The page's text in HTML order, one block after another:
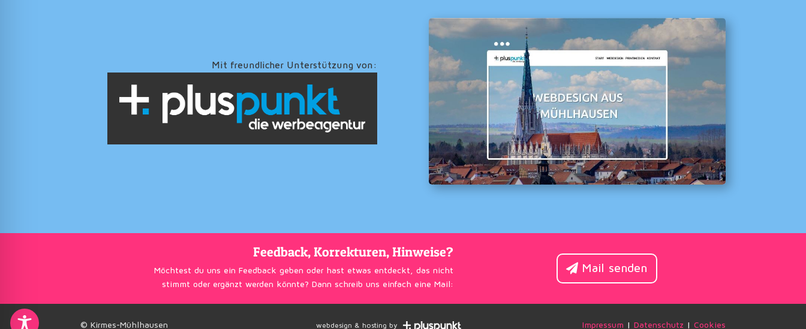
Mit freundlicher Unterstützung von:
Feedback, Korrekturen, Hinweise?
Möchtest du uns ein Feedback geben oder hast etwas entdeckt, das nicht
stimmt oder ergänzt werden könnte? Dann schreib uns einfach eine Mail:
Mail senden
© Kirmes-Mühlhausen webdesign & hosting by Impressum Datenschutz Cookies